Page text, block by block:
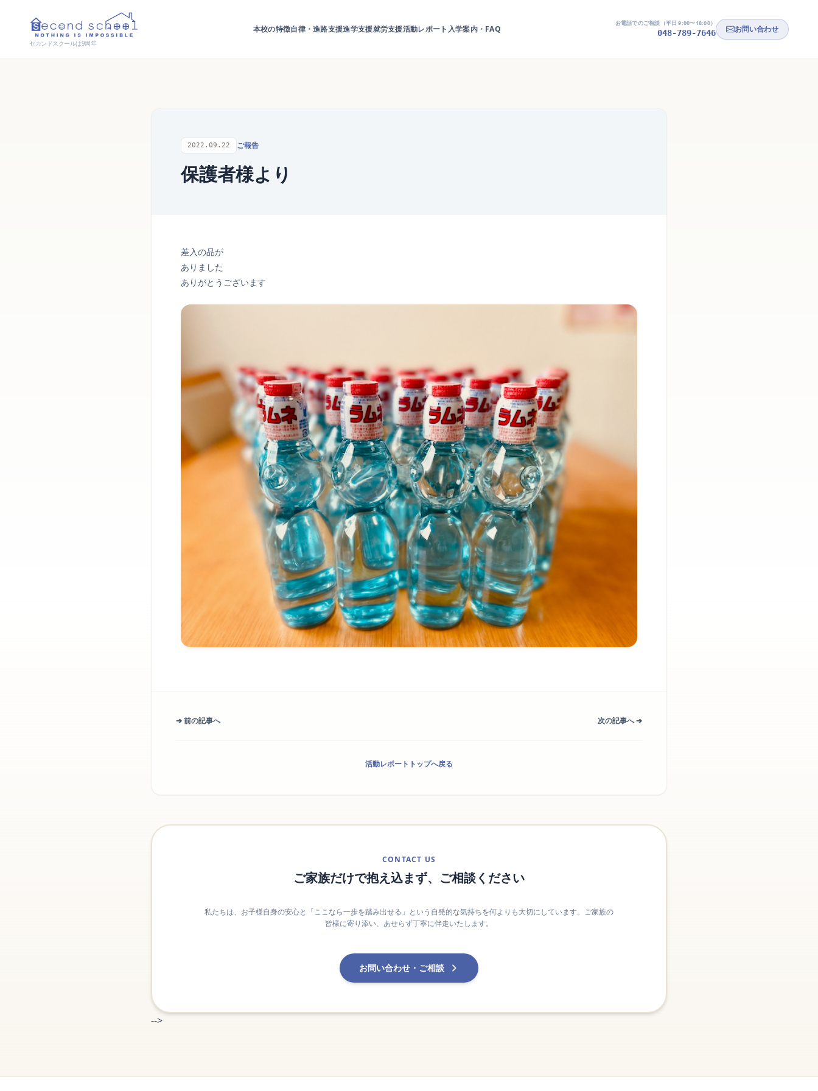
セカンドスクールは9周年
本校の特徴自律・進路支援進学支援就労支援活動レポート 入学案内・FAQ
お電話でのご相談（平日 9:00〜18:00）
048-789-7646 お問い合わせ
2022.09.22 ご報告
保護者様より
差入の品が
ありました
ありがとうございます
➔ 前の記事へ 次の記事へ ➔
活動レポートトップへ戻る
CONTACT US
ご家族だけで抱え込まず、ご相談ください
私たちは、お子様自身の安心と「ここなら一歩を踏み出せる」という自発的な気持ちを何よりも大切にしています。ご家族の
皆様に寄り添い、あせらず丁寧に伴走いたします。
お問い合わせ・ご相談
-->